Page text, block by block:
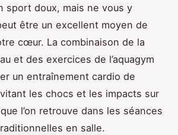
sport doux, mais ne vous y
être un excellent moyen de
cœur. La combinaison de la
et des exercices de l’aquagym
un entraînement cardio de
les chocs et les impacts sur
l’on retrouve dans les séances
en salle.